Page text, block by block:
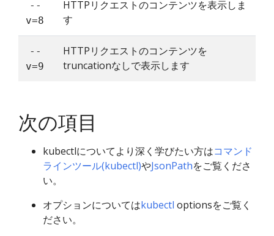
--
v=8
HTTPリクエストのコンテンツを表示しま
す
--
v=9
HTTPリクエストのコンテンツを
truncationなしで表示します
次の項目
kubectlについてより深く学びたい方はコマンド
ラインツール(kubectl)やJsonPathをご覧くださ
い。
オプションについてはkubectl optionsをご覧く
ださい。